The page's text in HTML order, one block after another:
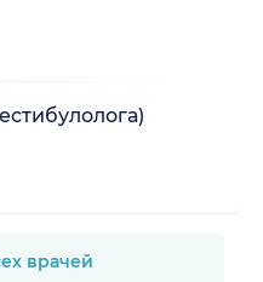
врачей